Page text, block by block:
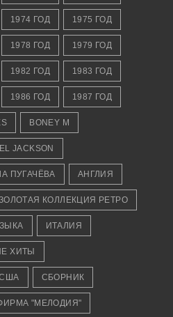
1974 ГОД 1975 ГОД
1978 ГОД 1979 ГОД
1982 ГОД 1983 ГОД
1986 ГОД 1987 ГОД
BONEY M
JACKSON
ПУГАЧЁВА АНГЛИЯ
КОЛЛЕКЦИЯ РЕТРО
ИТАЛИЯ
ХИТЫ
СБОРНИК
"МЕЛОДИЯ"